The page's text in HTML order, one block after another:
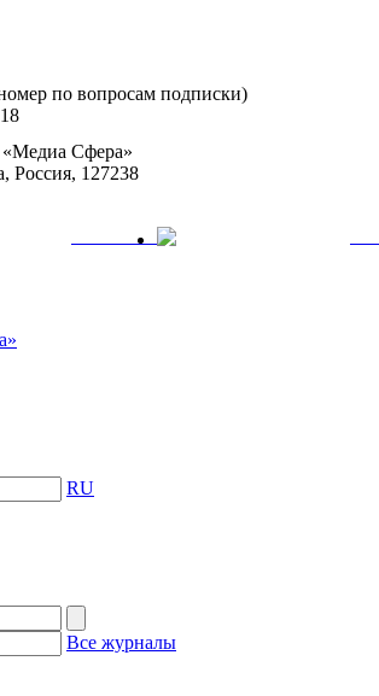
по вопросам подписки)
«Медиа Сфера»
Россия, 127238
вКонтакте
RU
Все журналы